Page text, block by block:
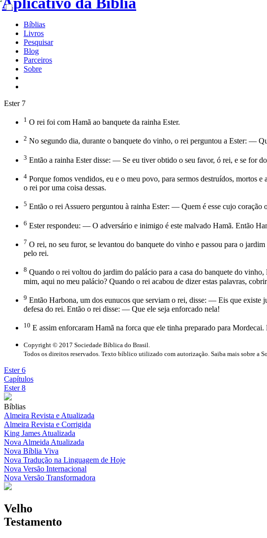
Bíblias
Livros
Pesquisar
Blog
Parceiros
Sobre
Ester 7
1 O rei foi com Hamã ao banquete da rainha Ester.
2 No segundo dia, durante o banquete do vinho, o rei perguntou a Ester: —
3 Então a rainha Ester disse: — Se eu tiver obtido o seu favor, ó rei, e se for
4 Porque fomos vendidos, eu e o meu povo, para sermos destruídos, mortos
o rei por uma coisa dessas.
5 Então o rei Assuero perguntou à rainha Ester: — Quem é esse cujo coração
6 Ester respondeu: — O adversário e inimigo é este malvado Hamã. Então
7 O rei, no seu furor, se levantou do banquete do vinho e passou para o
pelo rei.
8 Quando o rei voltou do jardim do palácio para a casa do banquete do
mim, aqui no meu palácio? Quando o rei acabou de dizer estas palavras,
9 Então Harbona, um dos eunucos que serviam o rei, disse: — Eis que existe
defesa do rei. Então o rei disse: — Que ele seja enforcado nela!
10 E assim enforcaram Hamã na forca que ele tinha preparado para
Copyright © 2017 Sociedade Bíblica do Brasil.
Todos os direitos reservados. Texto bíblico utilizado com autorização. Saiba mais sobre a
Ester 6
Capítulos
Ester 8
Bíblias
Almeira Revista e Atualizada
Almeira Revista e Corrigida
King James Atualizada
Nova Almeida Atualizada
Nova Bíblia Viva
Nova Tradução na Linguagem de Hoje
Nova Versão Internacional
Nova Versão Transformadora
Velho
Testamento